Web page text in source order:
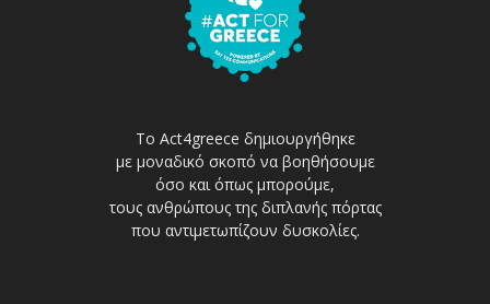
Το Act4greece δημιουργήθηκε
με μοναδικό σκοπό να βοηθήσουμε
όσο και όπως μπορούμε,
τους ανθρώπους της διπλανής πόρτας
που αντιμετωπίζουν δυσκολίες.